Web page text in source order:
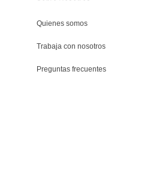
Quienes somos
Trabaja con nosotros
Preguntas frecuentes